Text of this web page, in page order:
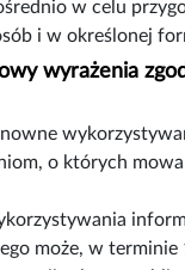
w celu
i w określonej
wyrażenia
o których
może, w